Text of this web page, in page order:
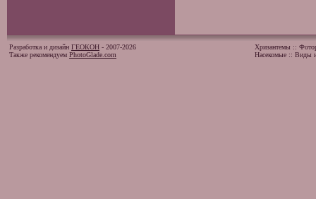
Разработка и дизайн ГЕОКОН - 2007-2026
Также рекомендуем PhotoGlade.com
Хризантемы ::
Насекомые :: Виды